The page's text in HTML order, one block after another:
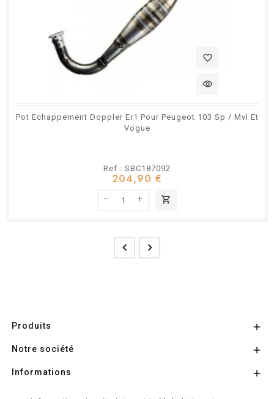
favorite_border
visibility
Pot Echappement Doppler Er1 Pour Peugeot 103 Sp / Mvl Et
Vogue
Ref : SBC187092
204,90 €
shopping_cart
 
Produits 
Notre société 
Informations 